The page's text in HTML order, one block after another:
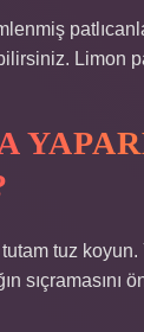
Limon
tutam tuz
sıçramasını